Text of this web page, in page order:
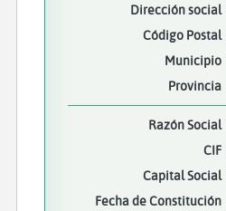
Dirección social
Código Postal
Municipio
Provincia
Razón Social
CIF
Capital Social
Fecha de Constitución